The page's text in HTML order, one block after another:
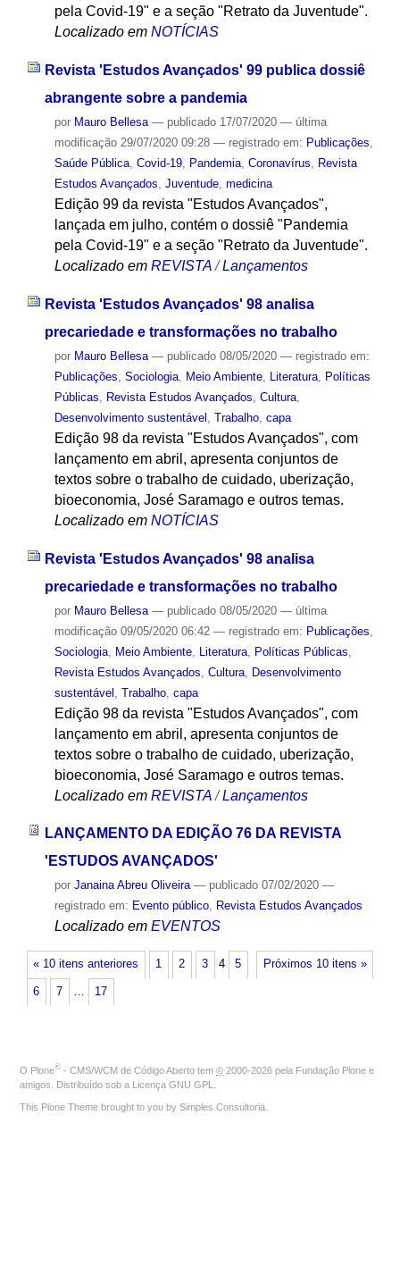
pela Covid-19" e a seção "Retrato da Juventude".
Localizado em NOTÍCIAS
Revista 'Estudos Avançados' 99 publica dossiê
abrangente sobre a pandemia
por Mauro Bellesa — publicado17/07/2020 — última
modificação29/07/2020 09:28 — registrado em: Publicações,
Saúde Pública, Covid-19, Pandemia, Coronavírus, Revista
Estudos Avançados, Juventude, medicina
Edição 99 da revista "Estudos Avançados",
lançada em julho, contém o dossiê "Pandemia
pela Covid-19" e a seção "Retrato da Juventude".
Localizado em REVISTA /Lançamentos
Revista 'Estudos Avançados' 98 analisa
precariedade e transformações no trabalho
por Mauro Bellesa — publicado08/05/2020 — registrado em:
Publicações Sociologia, Meio Ambiente, Literatura,
Políticas
Públicas
Revista Estudos Avançados Cultura,
Desenvolvimento sustentável
Trabalho, capa
Edição 98 da revista "Estudos Avançados", com
lançamento em abril, apresenta conjuntos de
textos sobre o trabalho de cuidado, uberização,
bioeconomia, José Saramago e outros temas.
Localizado em NOTÍCIAS
Revista 'Estudos Avançados' 98 analisa
precariedade e transformações no trabalho
por Mauro Bellesa — publicado08/05/2020 — última
modificação09/05/2020 06:42 — registrado em: Publicações
Sociologia, Meio Ambiente, Literatura, Políticas Públicas
Revista Estudos Avançados Cultura, Desenvolvimento
sustentável Trabalho, capa
Edição 98 da revista "Estudos Avançados", com
lançamento em abril, apresenta conjuntos de
textos sobre o trabalho de cuidado, uberização,
bioeconomia, José Saramago e outros temas.
Localizado em REVISTA /Lançamentos
LANÇAMENTO DA EDIÇÃO 76 DA REVISTA
'ESTUDOS AVANÇADOS'
por Janaina Abreu Oliveira — publicado07/02/2020 —
registrado em: Evento público, Revista Estudos Avançados
Localizado em EVENTOS
« 10 itens anteriores Próximos 10 itens »
1 2 3 4 5
6 7 … 17
O Plone® - CMS/WCM de Código Aberto tem © 2000-2026 pela Fundação Plone e
amigos. Distribuído sob a Licença GNU GPL
This Plone Theme brought to you by Simples Consultoria